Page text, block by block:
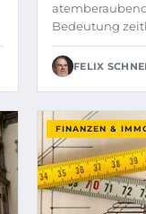
Bedeutung
FELIX
FINANZEN &